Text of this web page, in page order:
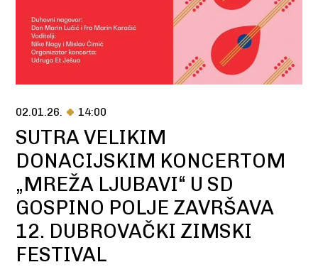
02.01.26. 14:00
SUTRA VELIKIM
DONACIJSKIM KONCERTOM
„MREŽA LJUBAVI“ U SD
GOSPINO POLJE ZAVRŠAVA
12. DUBROVAČKI ZIMSKI
FESTIVAL